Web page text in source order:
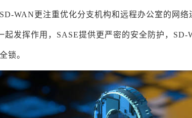
WAN更注重优化分支机构和远程办公室的网络
起发挥作用，SASE提供更严密的安全防护，SD-
锁。